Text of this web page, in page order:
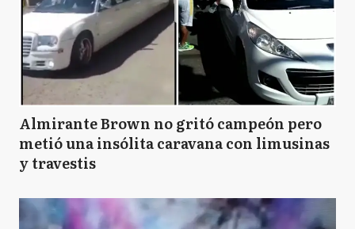
Almirante Brown no gritó campeón pero
metió una insólita caravana con limusinas
y travestis